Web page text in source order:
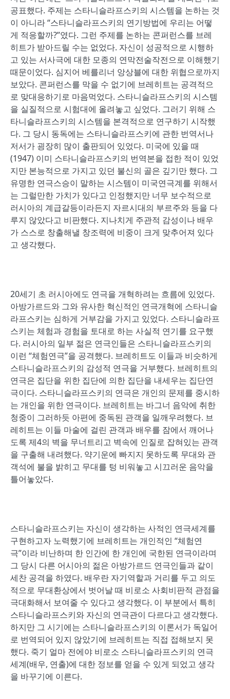
공표했다. 주제는 스타니슬라프스키의 시스템을 논하는 것
이 아니라 “스타니슬라프스키의 연기방법에 우리는 어떻
게 적응할까?”였다. 그런 주제를 논하는 콘퍼런스를 브레
히트가 받아드릴 수는 없었다. 자신이 성공적으로 시행하
고 있는 서사극에 대한 모종의 연막전술작전으로 이해했기
때문이었다. 심지어 베를리너 앙상블에 대한 위협으로까지
보았다. 콘퍼런스를 막을 수 없기에 브레히트는 공격적으
로 맞대응하기로 마음먹었다. 스타니슬라프스키의 시스템
을 실질적으로 시험대에 올려놓고 싶었다. 그러기 위해 스
타니슬라프스키의 시스템을 본격적으로 연구하기 시작했
다. 그 당시 동독에는 스타니슬라프스키에 관한 번역서나
저서가 굉장히 많이 출판되어 있었다. 미국에 있을 때
(1947) 이미 스타니슬라프스키의 번역본을 접한 적이 있었
지만 본능적으로 가지고 있던 불신의 골은 깊기만 했다. 그
유명한 연극스승이 말하는 시스템이 미국연극계를 위해서
는 그럴만한 가치가 있다고 인정했지만 너무 보수적으로
러시아의 계급갈등이라든지 자르시대의 부르주와 등을 다
루지 않았다고 비판했다. 지나치게 주관적 감성이나 배우
가 스스로 창출해낼 창조력에 비중이 크게 맞추어져 있다
고 생각했다.
20세기 초 러시아에도 연극을 개혁하려는 흐름에 있었다.
아방가르드와 그와 유사한 혁신적인 연극개혁에 스타니슬
라프스키는 심하게 거부감을 가지고 있었다. 스타니슬라프
스키는 체험과 경험을 토대로 하는 사실적 연기를 요구했
다. 러시아의 일부 젊은 연극인들은 스타니슬라프스키의
이런 “체험연극”을 공격했다. 브레히트도 이들과 비슷하게
스타니슬라프스키의 감성적 연극을 거부했다. 브레히트의
연극은 집단을 위한 집단에 의한 집단을 내세우는 집단연
극이다. 스타니슬라프스키의 연극은 개인의 문제를 중시하
는 개인을 위한 연극이다. 브레히트는 바그너 음악에 취한
청중이 그러하듯 아편에 중독된 관객을 일깨우려했다. 브
레히트는 이들 마술에 걸린 관객과 배우를 잠에서 깨어나
도록 제4의 벽을 무너트리고 벽속에 인질로 잡혀있는 관객
을 구출해 내려했다. 약기운에 빠지지 못하도록 무대와 관
객석에 불을 밝히고 무대를 텅 비워놓고 시끄러운 음악을
틀어놓았다.
스타니슬라프스키는 자신이 생각하는 사적인 연극세계를
구현하고자 노력했기에 브레히트는 개인적인 “체험연
극”이라 비난하며 한 인간에 한 개인에 국한된 연극이라며
그 당시 다른 어시아의 젊은 아방가르드 연극인들과 같이
세찬 공격을 하였다. 배우란 자기역할과 거리를 두고 의도
적으로 무대환상에서 벗어날 때 비로소 사회비판적 관점을
극대화해서 보여줄 수 있다고 생각했다. 이 부분에서 특히
스타니슬라프스키와 자신의 연극관이 다르다고 생각했다.
하지만 그 시기에는 스타니슬라프스키의 이론서가 독일어
로 번역되어 있지 않았기에 브레히트는 직접 접해보지 못
했다. 죽기 얼마 전에야 비로소 스타니슬라프스키의 연극
세계(배우, 연출)에 대한 정보를 얻을 수 있게 되었고 생각
을 바꾸기에 이른다.